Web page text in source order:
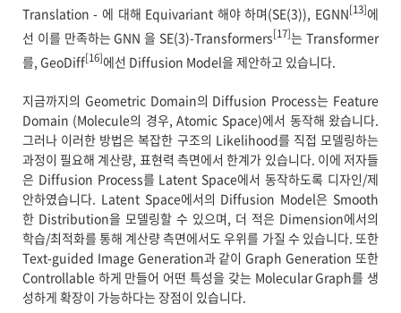
Translation - 에 대해 Equivariant 해야 하며(SE(3)), EGNN[13]에
선 이를 만족하는 GNN 을 SE(3)-Transformers[17]는 Transformer
를, GeoDiff[16]에선 Diffusion Model을 제안하고 있습니다.
지금까지의 Geometric Domain의 Diffusion Process는 Feature
Domain (Molecule의 경우, Atomic Space)에서 동작해 왔습니다.
그러나 이러한 방법은 복잡한 구조의 Likelihood를 직접 모델링하는
과정이 필요해 계산량, 표현력 측면에서 한계가 있습니다. 이에 저자들
은 Diffusion Process를 Latent Space에서 동작하도록 디자인/제
안하였습니다. Latent Space에서의 Diffusion Model은 Smooth
한 Distribution을 모델링할 수 있으며, 더 적은 Dimension에서의
학습/최적화를 통해 계산량 측면에서도 우위를 가질 수 있습니다. 또한
Text-guided Image Generation과 같이 Graph Generation 또한
Controllable 하게 만들어 어떤 특성을 갖는 Molecular Graph를 생
성하게 확장이 가능하다는 장점이 있습니다.